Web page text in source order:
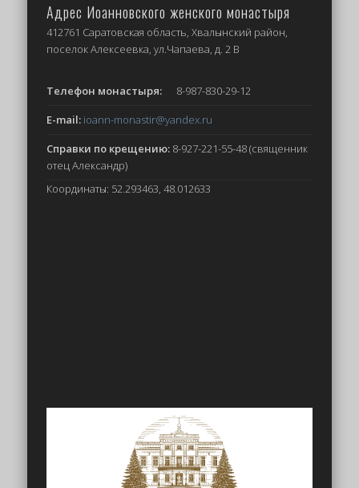
Адрес Иоанновского женского монастыря
412761 Саратовская область, Хвалынский район,
поселок Алексеевка, ул.Чапаева, д. 2 В
Телефон монастыря:
8-987-830-29-12
E-mail: ioann-monastir@yandex.ru
Справки по крещению: 8-927-221-55-48 (священник
отец Александр)
Координаты: 52.293463, 48.012633